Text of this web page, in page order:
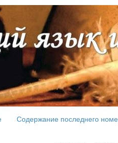
Содержание последнего